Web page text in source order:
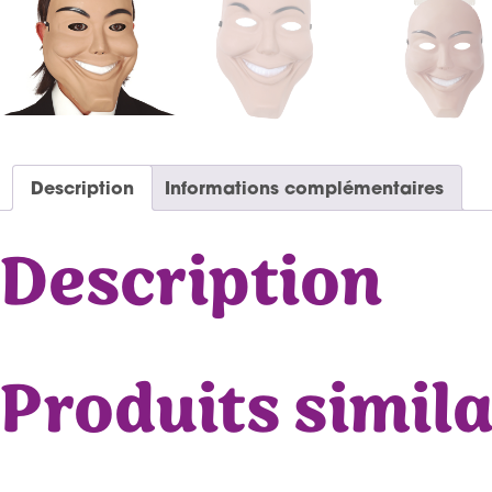
Description Informations complémentaires
Description
Produits